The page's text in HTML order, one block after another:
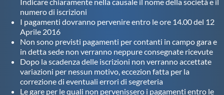
numero di iscrizioni
I pagamenti dovranno pervenire entro le ore 14.00 del 12
Aprile 2016
Non sono previsti pagamenti per contanti in campo gara e
in detta sede non verranno neppure consegnate ricevute
Dopo la scadenza delle iscrizioni non verranno accettate
variazioni per nessun motivo, eccezion fatta per la
correzione di eventuali errori di segreteria
Le gare per le quali non pervenissero i pagamenti entro le